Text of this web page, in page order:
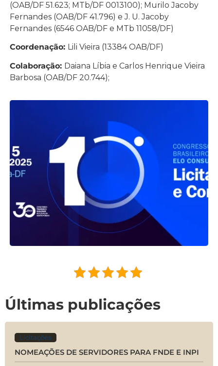
(OAB/DF 51.623; MTb/DF 0013100); Murilo Jacoby
Fernandes (OAB/DF 41.796) e J. U. Jacoby
Fernandes (6546 OAB/DF e MTb 11058/DF)
Coordenação: Lili Vieira (13384 OAB/DF)
Colaboração: Daiana Líbia e Carlos Henrique Vieira
Barbosa (OAB/DF 20.744);
Últimas publicações
Licitações
NOMEAÇÕES DE SERVIDORES PARA FNDE E INPI